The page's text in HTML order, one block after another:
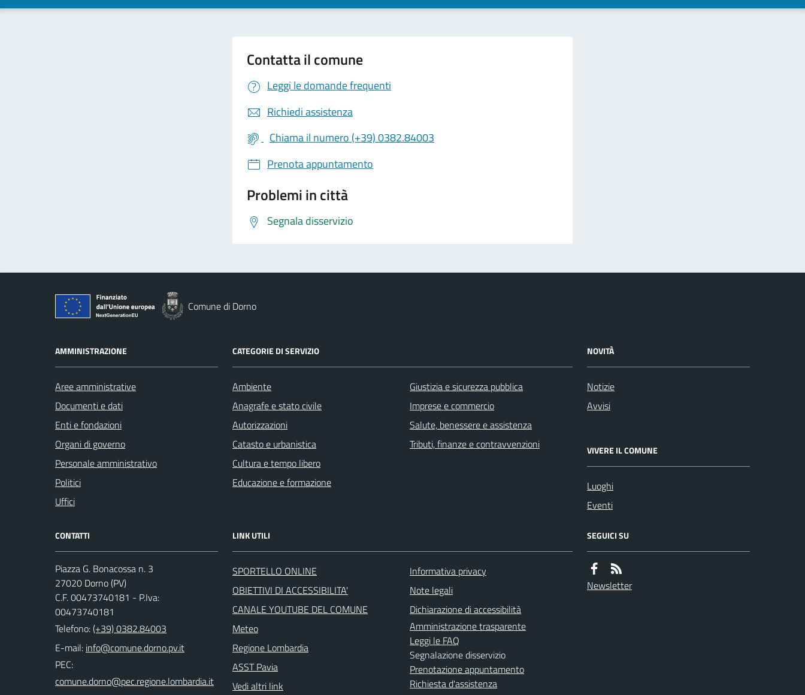
Contatta il comune
Leggi le domande frequenti
Richiedi assistenza
Chiama il numero (+39) 0382.84003
Prenota appuntamento
Problemi in città
Segnala disservizio
Comune di Dorno
AMMINISTRAZIONE
Aree amministrative
Documenti e dati
Enti e fondazioni
Organi di governo
Personale amministrativo
Politici
Uffici
CATEGORIE DI SERVIZIO
Ambiente
Anagrafe e stato civile
Autorizzazioni
Catasto e urbanistica
Cultura e tempo libero
Educazione e formazione
Giustizia e sicurezza pubblica
Imprese e commercio
Salute, benessere e assistenza
Tributi, finanze e contravvenzioni
NOVITÀ
Notizie
Avvisi
VIVERE IL COMUNE
Luoghi
Eventi
CONTATTI
Piazza G. Bonacossa n. 3
27020 Dorno (PV)
C.F. 00473740181 - P.Iva:
00473740181
Telefono:(+39) 0382.84003
E-mail:
PEC:
LINK UTILI
SPORTELLO ONLINE
OBIETTIVI DI ACCESSIBILITA'
CANALE YOUTUBE DEL COMUNE
Meteo
Regione Lombardia
ASST Pavia
Vedi altri link
Informativa privacy
Note legali
Dichiarazione di accessibilità
Amministrazione trasparente
Leggi le FAQ
Segnalazione disservizio
Prenotazione appuntamento
Richiesta d'assistenza
SEGUICI SU
Newsletter